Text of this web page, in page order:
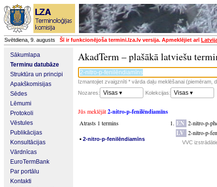
Svētdiena, 9. augusts Šī ir funkcionējoša termini.lza.lv versija. Apmeklējiet arī
Sākumlapa
Terminu datubāze
Struktūra un principi
Apakškomisijas
Sēdes
Lēmumi
Protokoli
Vēstules
Publikācijas
Konsultācijas
Vārdnīcas
EuroTermBank
Par portālu
Kontakti
AkadTerm – plašākā latviešu
Izmantojiet zvaigznīti * vārda daļu meklēšanai (piemēram,
Nozares:
Visas ▾ Kolekcijas: Visas ▾
Jūs meklējāt2-nitro-p-fenilēndiamīns
Atrasts 1 termins
▪ 2-nitro-p-fenilēndiamīns
EN 2-nitro-p-
LV 2-nitro-p-
VVC